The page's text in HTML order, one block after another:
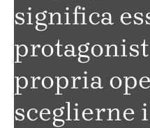
significa
propria
sceglierne